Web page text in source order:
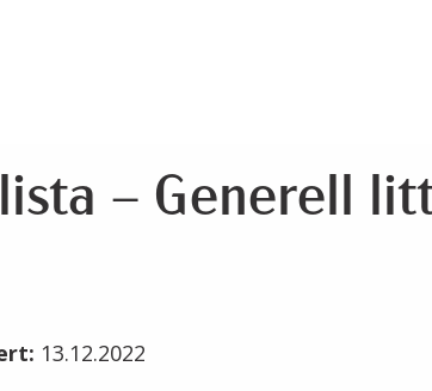
– Generell
13.12.2022